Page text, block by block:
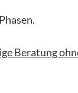
Beratung